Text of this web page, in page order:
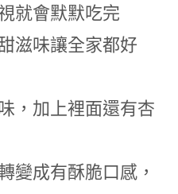
就會默默吃完
滋味讓全家都好
，加上裡面還有杏
變成有酥脆口感，